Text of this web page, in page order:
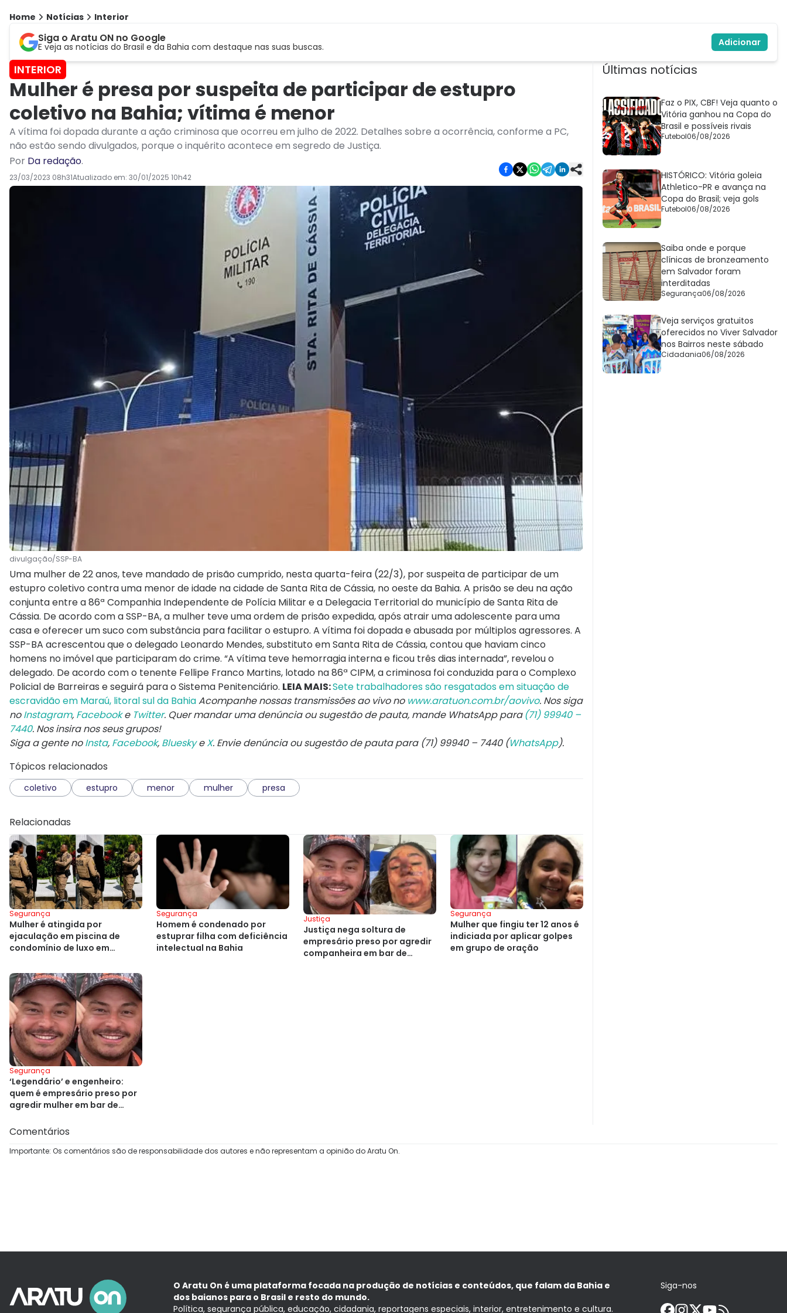
Home Notícias Interior
Siga o Aratu ON no Google
E veja as notícias do Brasil e da Bahia com destaque nas suas buscas. Adicionar
INTERIOR
Mulher é presa por suspeita de participar de estupro
coletivo na Bahia; vítima é menor
A vítima foi dopada durante a ação criminosa que ocorreu em julho de 2022. Detalhes sobre a ocorrência, conforme a PC,
não estão sendo divulgados, porque o inquérito acontece em segredo de Justiça.
Por Da redação.
23/03/2023 08h31Atualizado em: 30/01/2025 10h42
divulgação/SSP-BA
Uma mulher de 22 anos, teve mandado de prisão cumprido, nesta quarta-feira (22/3), por suspeita de participar de um
estupro coletivo contra uma menor de idade na cidade de Santa Rita de Cássia, no oeste da Bahia. A prisão se deu na ação
conjunta entre a 86ª Companhia Independente de Polícia Militar e a Delegacia Territorial do município de Santa Rita de
Cássia. De acordo com a SSP-BA, a mulher teve uma ordem de prisão expedida, após atrair uma adolescente para uma
casa e oferecer um suco com substância para facilitar o estupro. A vítima foi dopada e abusada por múltiplos agressores. A
SSP-BA acrescentou que o delegado Leonardo Mendes, substituto em Santa Rita de Cássia, contou que haviam cinco
homens no imóvel que participaram do crime. “A vítima teve hemorragia interna e ficou três dias internada”, revelou o
delegado. De acordo com o tenente Fellipe Franco Martins, lotado na 86ª CIPM, a criminosa foi conduzida para o Complexo
Policial de Barreiras e seguirá para o Sistema Penitenciário. LEIA MAIS:Sete trabalhadores são resgatados em situação de
escravidão em Maraú, litoral sul da BahiaAcompanhe nossas transmissões ao vivo no www.aratuon.com.br/aovivo. Nos siga
noInstagram, Facebooke Twitter. Quer mandar uma denúncia ou sugestão de pauta, mande WhatsApp para (71) 99940 –
7440. Nos insira nos seus grupos!
Siga a gente noInsta, Facebook, BlueskyeX. Envie denúncia ou sugestão de pauta para (71) 99940 – 7440 (WhatsApp).
Tópicos relacionados
coletivo estupro menor mulher presa
Relacionadas
Segurança
Mulher é atingida por
ejaculação em piscina de
condomínio de luxo em
Segurança
Homem é condenado por
estuprar filha com deficiência
intelectual na Bahia
Justiça
Justiça nega soltura de
empresário preso por agredir
companheira em bar de
Segurança
Mulher que fingiu ter 12 anos é
indiciada por aplicar golpes
em grupo de oração
Segurança
‘Legendário’ e engenheiro:
quem é empresário preso por
agredir mulher em bar de
Últimas notícias
Faz o PIX, CBF! Veja quanto o
Vitória ganhou na Copa do
Brasil e possíveis rivais
Futebol06/08/2026
HISTÓRICO: Vitória goleia
Athletico-PR e avança na
Copa do Brasil; veja gols
Futebol06/08/2026
Saiba onde e porque
clínicas de bronzeamento
em Salvador foram
interditadas
Segurança06/08/2026
Veja serviços gratuitos
oferecidos no Viver Salvador
nos Bairros neste sábado
Cidadania06/08/2026
Comentários
Importante: Os comentários são de responsabilidade dos autores e não representam a opinião do Aratu On.
O Aratu On é uma plataforma focada na produção de notícias e conteúdos, que falam da Bahia e
dos baianos para o Brasil e resto do mundo.
Política, segurança pública, educação, cidadania, reportagens especiais, interior, entretenimento e cultura.
Siga-nos